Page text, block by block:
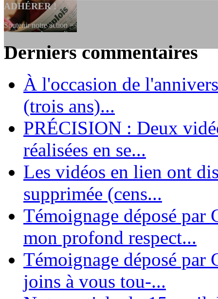
ADHÉRER !
Soutenir notre action ==> Si vous souhaitez adhérer à
dessous, en le remplissant et en...
En 2004, une dizaine de personnes contribuèrent au lancement de
dernières années. L'aventure se pou...
Derniers commentaires
À l'occasion de
(trois ans)...
PRÉCISION : Deux
réalisées en se...
Les vidéos en lien ont
supprimée (cens...
Témoignage déposé par
mon profond respect...
Témoignage déposé par
joins à vous tou-...